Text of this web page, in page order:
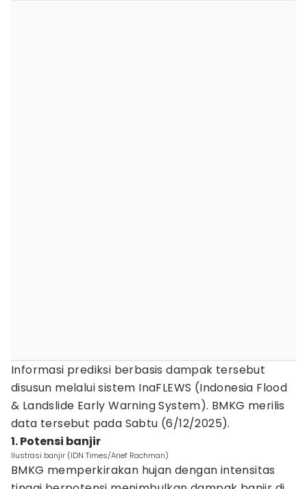
Informasi prediksi berbasis dampak tersebut
disusun melalui sistem InaFLEWS (Indonesia Flood
& Landslide Early Warning System). BMKG merilis
data tersebut pada Sabtu (6/12/2025).
1. Potensi banjir
Ilustrasi banjir (IDN Times/Arief Rachman)
BMKG memperkirakan hujan dengan intensitas